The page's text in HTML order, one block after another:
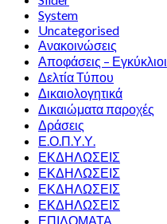
System
Uncategorised
Ανακοινώσεις
Αποφάσεις – Εγκύκλιοι
Δελτία Τύπου
Δικαιολογητικά
Δικαιώματα παροχές
Δράσεις
Ε.Ο.Π.Υ.Υ.
ΕΚΔΗΛΩΣΕΙΣ
ΕΚΔΗΛΩΣΕΙΣ
ΕΚΔΗΛΩΣΕΙΣ
ΕΚΔΗΛΩΣΕΙΣ
ΕΠΙΔΟΜΑΤΑ